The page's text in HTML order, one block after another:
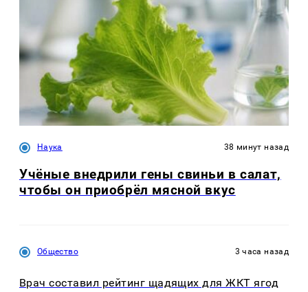
Наука 38 минут назад
Учёные внедрили гены свиньи в салат,
чтобы он приобрёл мясной вкус
Общество 3 часа назад
Врач составил рейтинг щадящих для ЖКТ ягод